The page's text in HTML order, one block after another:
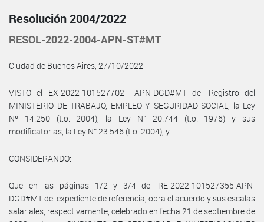
Resolución 2004/2022
RESOL-2022-2004-APN-ST#MT
Ciudad de Buenos Aires, 27/10/2022
VISTO el EX-2022-101527702- -APN-DGD#MT del Registro del
MINISTERIO DE TRABAJO, EMPLEO Y SEGURIDAD SOCIAL, la Ley
Nº 14.250 (t.o. 2004), la Ley N° 20.744 (t.o. 1976) y sus
modificatorias, la Ley N° 23.546 (t.o. 2004), y
CONSIDERANDO:
Que en las páginas 1/2 y 3/4 del RE-2022-101527355-APN-
DGD#MT del expediente de referencia, obra el acuerdo y sus escalas
salariales, respectivamente, celebrado en fecha 21 de septiembre de